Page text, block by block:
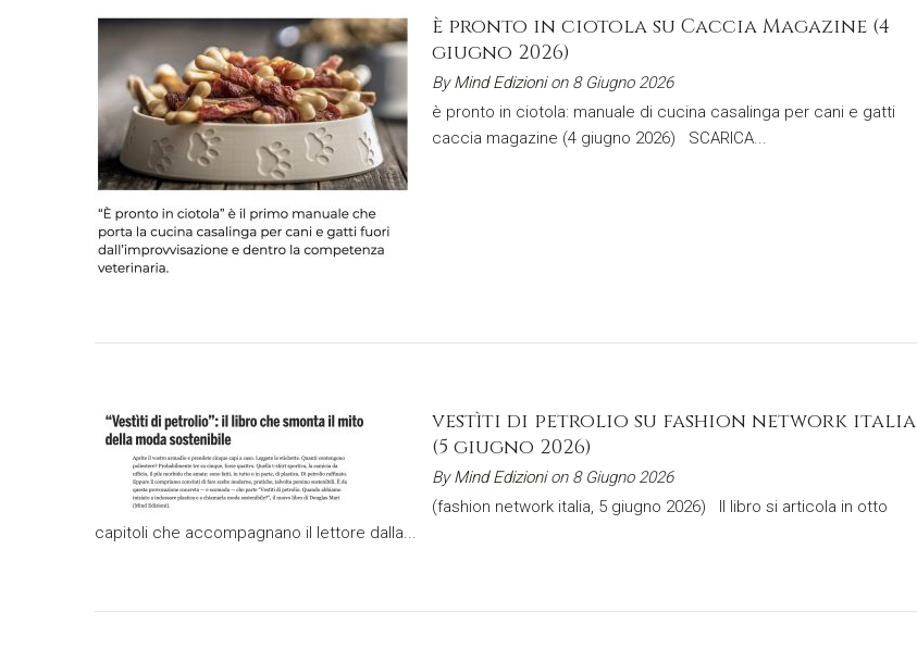
è pronto in ciotola su Caccia Magazine (4
giugno 2026)
ByMind Edizionion 8 Giugno 2026
è pronto in ciotola: manuale di cucina casalinga per cani e gatti
caccia magazine (4 giugno 2026) SCARICA...
vestìti di petrolio su fashion network italia
(5 giugno 2026)
ByMind Edizionion 8 Giugno 2026
(fashion network italia, 5 giugno 2026) Il libro si articola in otto
capitoli che accompagnano il lettore dalla...